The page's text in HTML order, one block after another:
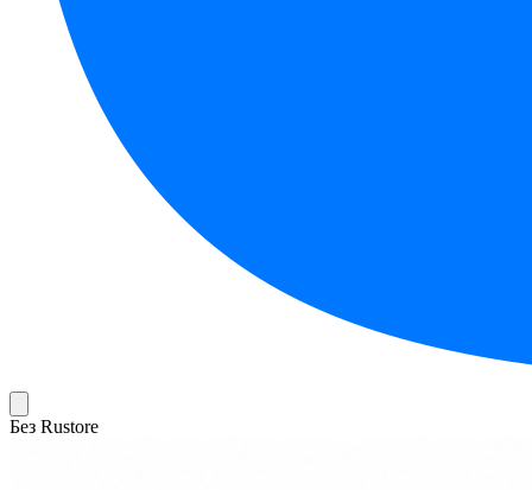
Без Rustore